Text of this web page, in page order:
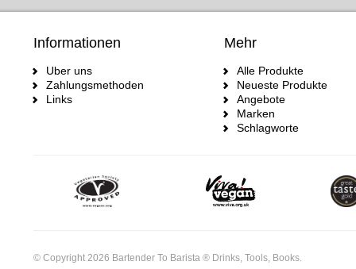
Informationen
Uber uns
Zahlungsmethoden
Links
Mehr
Alle Produkte
Neueste Produkte
Angebote
Marken
Schlagworte
© Copyright 2026 Bartender To Barista ® Drinks, Tools, Books.